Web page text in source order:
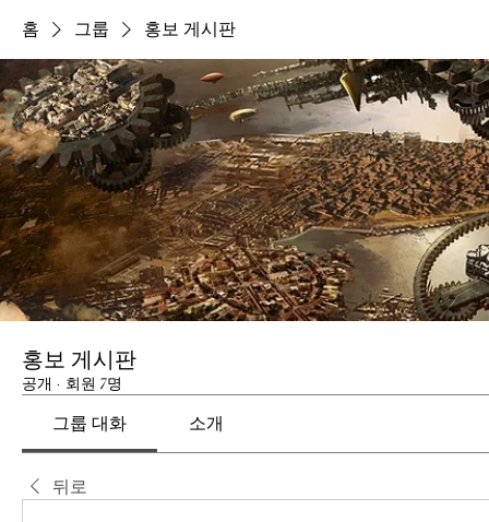
홈 그룹 홍보 게시판
홍보 게시판
공개 · 회원 7명
그룹 대화 소개
뒤로